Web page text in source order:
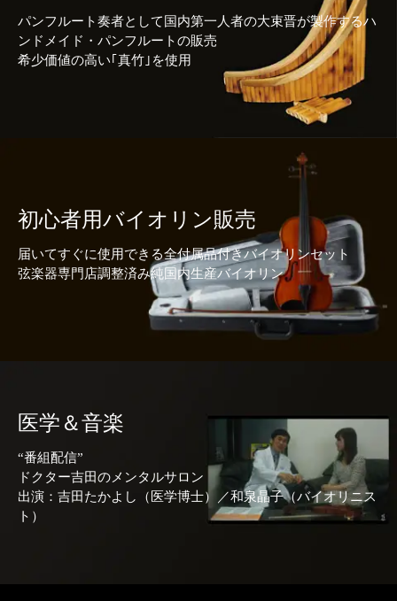
パンフルート奏者として国内第一人者の大束晋が製作するハ
ンドメイド・パンフルートの販売
希少価値の高い｢真竹｣を使用
初心者用バイオリン販売
届いてすぐに使用できる全付属品付きバイオリンセット
弦楽器専門店調整済み純国内生産バイオリン
医学＆音楽
“番組配信”
ドクター吉田のメンタルサロン
出演：吉田たかよし（医学博士）／和泉晶子（バイオリニス
ト）